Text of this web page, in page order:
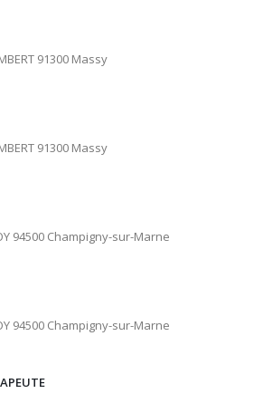
91300 Massy
91300 Massy
94500 Champigny-sur-Marne
94500 Champigny-sur-Marne